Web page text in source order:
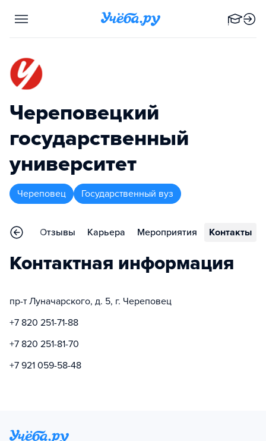
Череповецкий
государственный
университет
Череповец Государственный вуз
Отзывы Карьера Мероприятия Контакты
Контактная информация
пр-т Луначарского, д. 5, г. Череповец
+7 820 251-71-88
+7 820 251-81-70
+7 921 059-58-48